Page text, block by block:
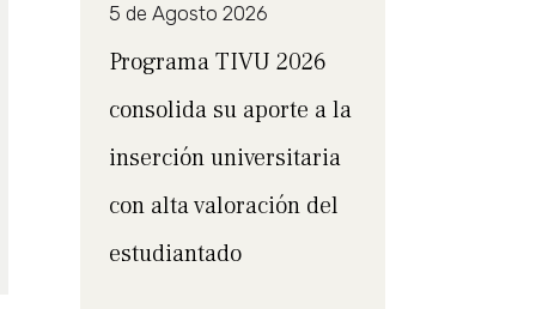
5 de Agosto 2026
Programa TIVU 2026
consolida su aporte a la
inserción universitaria
con alta valoración del
estudiantado